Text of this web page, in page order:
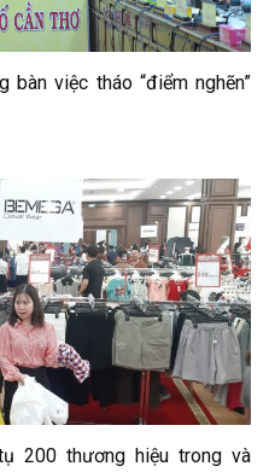
bàn việc tháo “điểm nghẽn”
200 thương hiệu trong và